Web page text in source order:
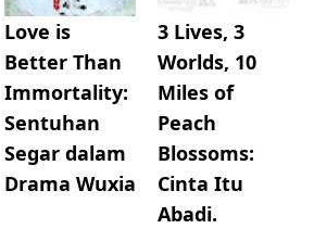
Love is
Better Than
Immortality:
Sentuhan
Segar dalam
Drama Wuxia
3 Lives, 3
Worlds, 10
Miles of
Peach
Blossoms:
Cinta Itu
Abadi.